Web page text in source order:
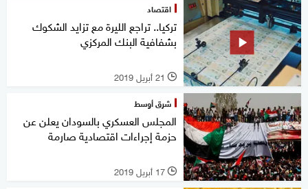
اقتصاد
تركيا.. تراجع الليرة مع تزايد الشكوك
بشفافية البنك المركزي
l 21 أبريل 2019
شرق أوسط
المجلس العسكري بالسودان يعلن عن
حزمة إجراءات اقتصادية صارمة
l 17 أبريل 2019